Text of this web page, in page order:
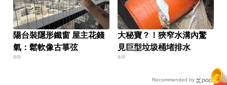
陽台裝隱形鐵窗 屋主花錢
氣：鬆軟像古箏弦
8/9
大秘寶？！狹窄水溝內驚
見巨型垃圾桶堵排水
8/9
Recommended by